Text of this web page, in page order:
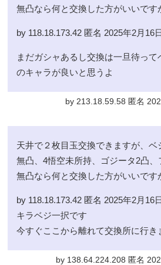
無凸なら何と交換した方がいいです
by 118.18.173.42 匿名 2025年2月16
まだガシャあるし交換は一旦待っ
のキャラが良いと思うよ
by 213.18.59.58 匿名
天井で２枚目玉交換できますが、ベ
無凸、4悟空未所持、ゴジータ2凸
無凸なら何と交換した方がいいです
by 118.18.173.42 匿名 2025年2月16
キラベジ一択です
今すぐここから離れて交換所に行き
by 138.64.224.208 匿名